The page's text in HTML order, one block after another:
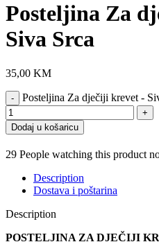
Posteljina Za
Siva Srca
35,00 KM
Posteljina Za dječiji krevet -
Dodaj u košaricu
29 People watching this product
Description
Dostava i poštarina
Description
POSTELJINA ZA DJEČIJI